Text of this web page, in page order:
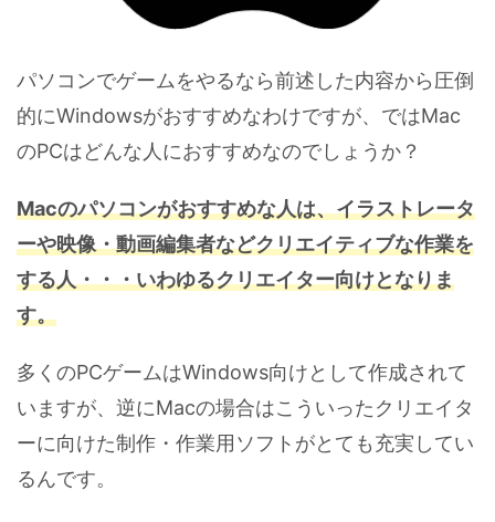
パソコンでゲームをやるなら前述した内容から圧倒
的にWindowsがおすすめなわけですが、ではMac
のPCはどんな人におすすめなのでしょうか？
Macのパソコンがおすすめな人は、イラストレータ
ーや映像・動画編集者などクリエイティブな作業を
する人・・・いわゆるクリエイター向けとなりま
す。
多くのPCゲームはWindows向けとして作成されて
いますが、逆にMacの場合はこういったクリエイタ
ーに向けた制作・作業用ソフトがとても充実してい
るんです。